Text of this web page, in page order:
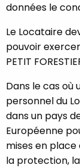
données le
Le Locataire
pouvoir
PETIT
Dans le cas
personnel du
dans un pays
Européenne
mises en
la protection,